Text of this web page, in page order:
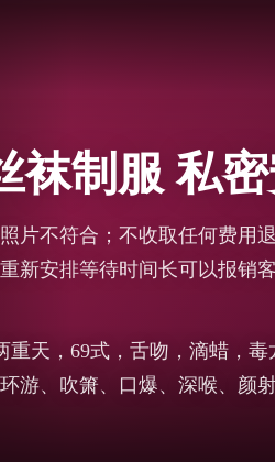
袜制服 私
片不符合；不收取任何费用
新安排等待时间长可以报销
重天，69式，舌吻，滴蜡，
游、吹箫、口爆、深喉、颜